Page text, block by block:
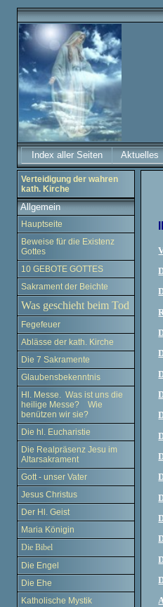
Index aller Seiten Aktuelles
Verteidigung der wahren
kath. Kirche
Allgemein
Hauptseite
Beweise für die Existenz
Gottes
10 GEBOTE GOTTES
Sakrament der Beichte
Was geschieht beim Tod
Fegefeuer
Ablässe der kath. Kirche
Die 7 Sakramente
Glaubensbekenntnis
Hl. Messe. Was ist uns die
heilige Messe? Wie
benützen wir sie?
Die hl. Eucharistie
Die Realpräsenz Jesu im
Altarsakrament
Gott - unser Vater
Jesus Christus
Der Hl. Geist
Maria Königin
Die Bibel
Die Engel
Die Ehe
Katholische Mystik